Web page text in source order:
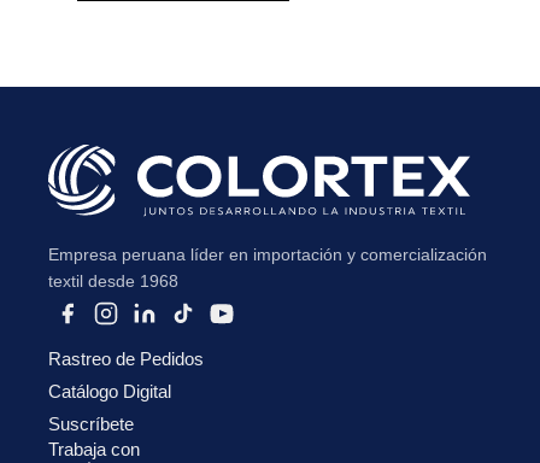
Empresa peruana líder en importación y comercialización
textil desde 1968
Rastreo de Pedidos
Catálogo Digital
Suscríbete
Trabaja con